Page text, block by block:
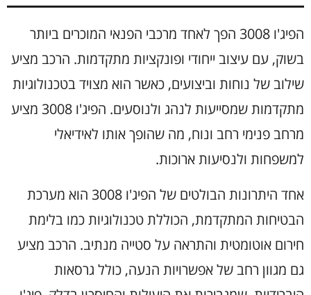
הפיג'ו 3008 הפך לאחד מרכבי הפנאי המוכרים ביותר
בשוק, עם עיצוב ייחודי ופונקציות מתקדמות. הרכב מציע
שילוב של נוחות וביצועים, כאשר הוא מצויד בטכנולוגיות
מתקדמות שמסייעות לנהג ולנוסעים. הפיג'ו 3008 מציע
מרחב פנימי רחב ונוח, מה שהופך אותו לאידיאלי
למשפחות ולנסיעות ארוכות.
אחד היתרונות הבולטים של הפיג'ו 3008 הוא מערכת
הבטיחות המתקדמת, הכוללת טכנולוגיות כמו בלימת
חירום אוטומטית והתראה על סטייה מנתיב. הרכב מציע
גם מגוון רחב של אפשרויות הנעה, כולל גרסאות